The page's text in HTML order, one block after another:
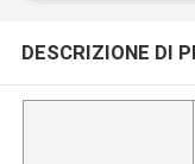
DESCRIZIONE DI